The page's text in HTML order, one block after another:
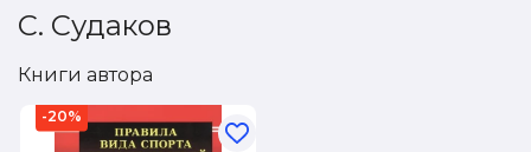
С. Судаков
Книги автора
-20%